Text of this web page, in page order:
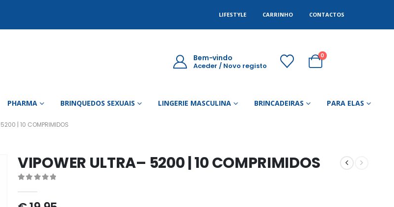
LIFESTYLE CARRINHO CONTACTOS
Bem-vindo
Aceder / Novo registo
0
PHARMA BRINQUEDOS SEXUAIS LINGERIE MASCULINA BRINCADEIRAS PARA ELAS
| 10 COMPRIMIDOS
VIPOWER ULTRA– 5200 | 10 COMPRIMIDOS